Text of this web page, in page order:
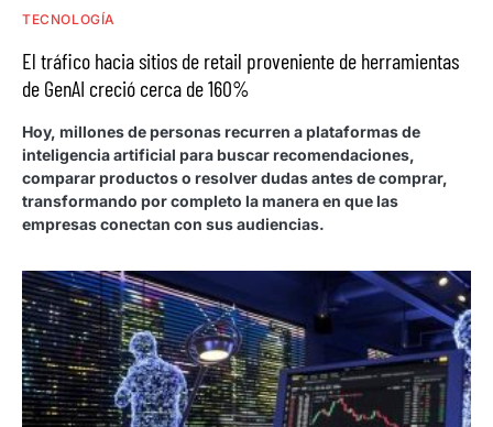
TECNOLOGÍA
El tráfico hacia sitios de retail proveniente de herramientas
de GenAI creció cerca de 160%
Hoy, millones de personas recurren a plataformas de
inteligencia artificial para buscar recomendaciones,
comparar productos o resolver dudas antes de comprar,
transformando por completo la manera en que las
empresas conectan con sus audiencias.